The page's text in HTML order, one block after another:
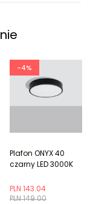
-4%
PLN 149.00
PLN 143.04
Plafon ONYX 40
czarny LED 3000K